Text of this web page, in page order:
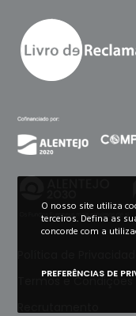
Termos e Condições
O nosso site utiliza
terceiros. Defina as
concorde com a
PREFERÊNCIAS DE